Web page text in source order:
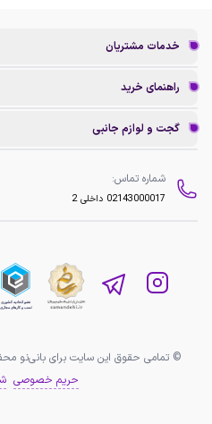
خدمات مشتریان
راهنمای خرید
گجت و لوازم جانبی
شماره تماس:
02143000017 داخلی 2
© تمامی حقوق این سایت برای بانی‌نو
حریم خصوصی